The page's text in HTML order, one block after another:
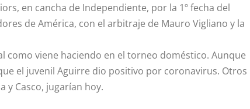
en cancha de Independiente, por la 1º fecha del
de América, con el arbitraje de Mauro Vigliano y la
como viene haciendo en el torneo doméstico. Aunque
el juvenil Aguirre dio positivo por coronavirus. Otros
y Casco, jugarían hoy.